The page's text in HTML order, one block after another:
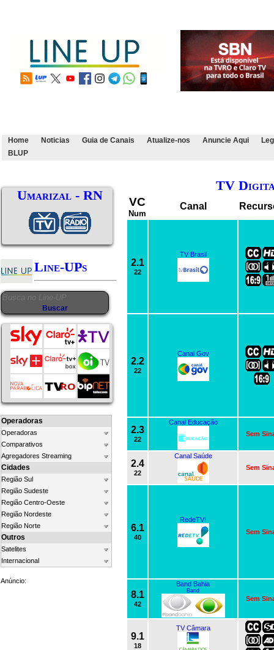
Home Noticias Guia de Canais Atualize-nos Anuncie Aqui
BLUP
Umarizal - RN
Line-UPs
Operadoras
Operadoras
Comparativos
Agregadores Streaming
Cidades
Região Sul
Região Sudeste
Região Centro-Oeste
Região Nordeste
Região Norte
Outros
Satelites
Internacional
Anúncio:
TV
VC
Num
Canal
2.1
22
TV Brasil
2.2
22
Canal Gov
2.3
22
Canal Educação
Sem
2.4
22
Canal Saúde
Sem
6.1
40
RedeTV!
Sem
8.1
42
Band Bahia
Band
Sem
9.1
18
TV Câmara